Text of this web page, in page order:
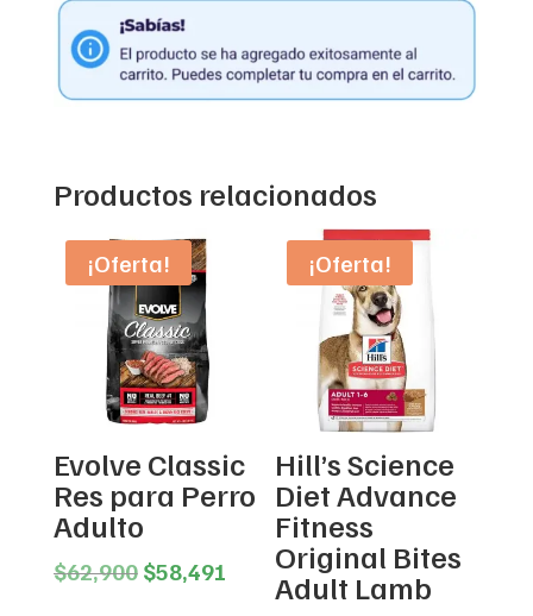
Productos relacionados
¡Oferta!
Evolve Classic
Res para Perro
Adulto
$62,900 Original
$58,491 Current
price
¡Oferta!
Hill’s Science
Diet Advance
Fitness
Original Bites
Adult Lamb